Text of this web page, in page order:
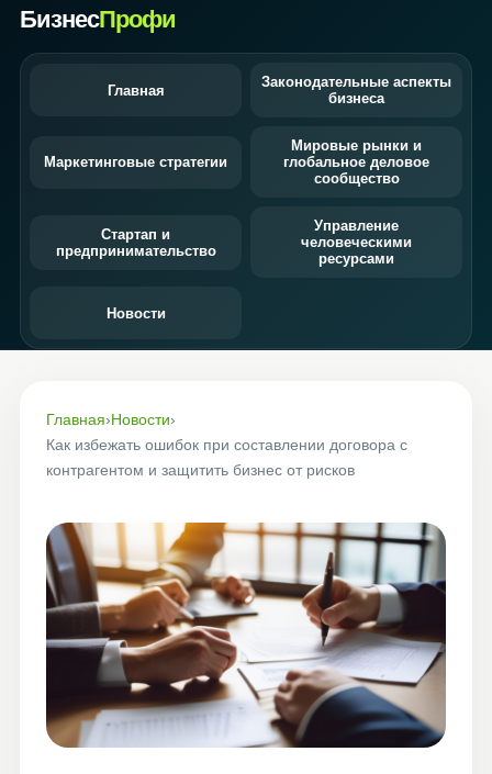
БизнесПрофи
Главная
Законодательные аспекты
бизнеса
Маркетинговые стратегии
Мировые рынки и
глобальное деловое
сообщество
Стартап и
предпринимательство
Управление
человеческими
ресурсами
Новости
Главная›Новости›
Как избежать ошибок при составлении договора с
контрагентом и защитить бизнес от рисков